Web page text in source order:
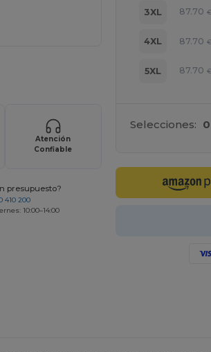
Atención
Confiable
presupuesto?
410 200
10:00–14:00
3XL 87.70 €
4XL 87.70 €
5XL 87.70 €
Selecciones: 0